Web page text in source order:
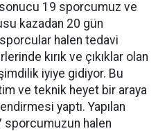
19 sporcumuz ve
kazadan 20 gün
halen tedavi
kırık ve çıkıklar olan
iyiye gidiyor. Bu
ve teknik heyet bir araya
yaptı. Yapılan
sporcumuzun halen